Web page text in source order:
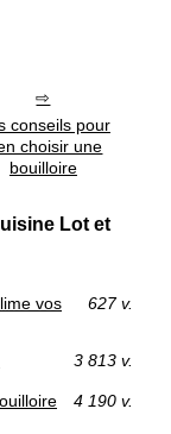
conseils pour
choisir une
bouilloire
Lot et
vos
627 v.
3 813 v.
4 190 v.